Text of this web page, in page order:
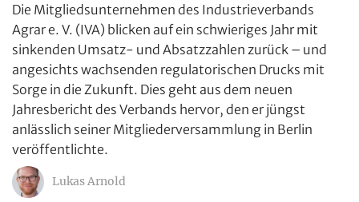
Die Mitgliedsunternehmen des Industrieverbands
Agrar e. V. (IVA) blicken auf ein schwieriges Jahr mit
sinkenden Umsatz- und Absatzzahlen zurück – und
angesichts wachsenden regulatorischen Drucks mit
Sorge in die Zukunft. Dies geht aus dem neuen
Jahresbericht des Verbands hervor, den er jüngst
anlässlich seiner Mitgliederversammlung in Berlin
veröffentlichte.
Lukas Arnold